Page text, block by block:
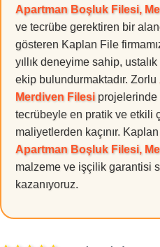
Apartman Boşluk Filesi,
ve tecrübe gerektiren bir
gösteren Kaplan File
yıllık deneyime sahip,
ekip bulundurmaktadır. Zorlu
Merdiven Filesi projelerinde
tecrübeyle en pratik ve etkili
maliyetlerden kaçınır.
Apartman Boşluk Filesi,
malzeme ve işçilik garantisi
kazanıyoruz.